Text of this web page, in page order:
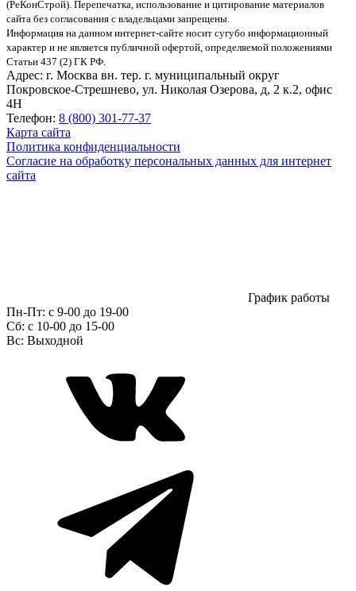
(РеКонСтрой). Перепечатка, использование и цитирование материалов
сайта без согласования с владельцами запрещены.
Информация на данном интернет-сайте носит сугубо информационный
характер и не является публичной офертой, определяемой положениями
Статьи 437 (2) ГК РФ.
Адрес: г. Москва вн. тер. г. муниципальный округ
Покровское-Стрешнево, ул. Николая Озерова, д, 2 к.2, офис
4Н
Телефон: 8 (800) 301-77-37
Карта сайта
Политика конфиденциальности
Согласие на обработку персональных данных для интернет
сайта
График работы
Пн-Пт: с 9-00 до 19-00
Сб: c 10-00 до 15-00
Вс: Выходной